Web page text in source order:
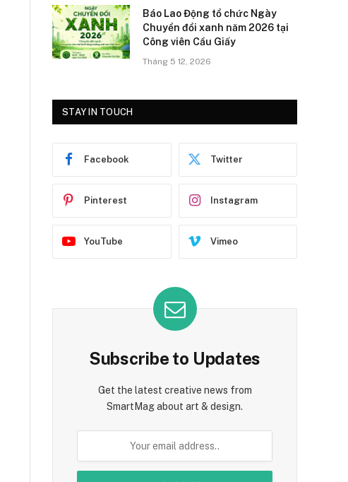
Báo Lao Động tổ chức Ngày
Chuyển đổi xanh năm 2026 tại
Công viên Cầu Giấy
Tháng 5 12, 2026
STAY IN TOUCH
Facebook Twitter
Pinterest Instagram
YouTube Vimeo
Subscribe to Updates
Get the latest creative news from
SmartMag about art & design.